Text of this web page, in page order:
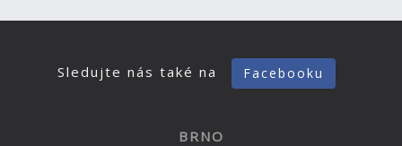
Sledujte nás také na Facebooku
BRNO